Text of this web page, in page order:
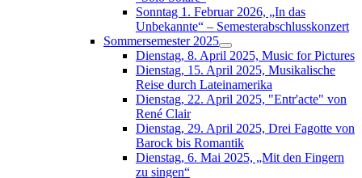
Sonntag 1. Februar 2026, „In das
Unbekannte“ – Semesterabschlusskonzert
Sommersemester 2025
Dienstag, 8. April 2025, Music for Pictures
Dienstag, 15. April 2025, Musikalische
Reise durch Lateinamerika
Dienstag, 22. April 2025, "Entr'acte" von
René Clair
Dienstag, 29. April 2025, Drei Fagotte von
Barock bis Romantik
Dienstag, 6. Mai 2025, „Mit den Fingern
zu singen“